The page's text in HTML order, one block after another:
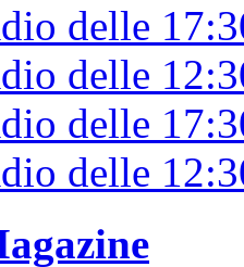
delle
delle
delle
delle